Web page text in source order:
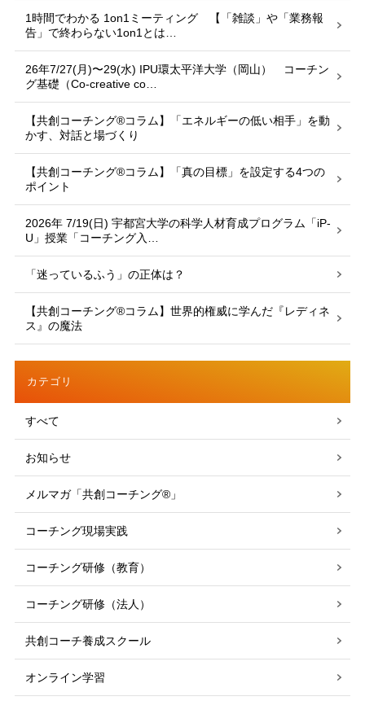
1時間でわかる 1on1ミーティング 【「雑談」や「業務報
告」で終わらない1on1とは…
26年7/27(月)〜29(水) IPU環太平洋大学（岡山） コーチン
グ基礎（Co-creative co…
【共創コーチング®︎コラム】「エネルギーの低い相手」を動
かす、対話と場づくり
【共創コーチング®︎コラム】「真の目標」を設定する4つの
ポイント
2026年 7/19(日) 宇都宮大学の科学人材育成プログラム「iP-
U」授業「コーチング入…
「迷っているふう」の正体は？
【共創コーチング®︎コラム】世界的権威に学んだ『レディネ
ス』の魔法
カテゴリ
すべて
お知らせ
メルマガ「共創コーチング®」
コーチング現場実践
コーチング研修（教育）
コーチング研修（法人）
共創コーチ養成スクール
オンライン学習